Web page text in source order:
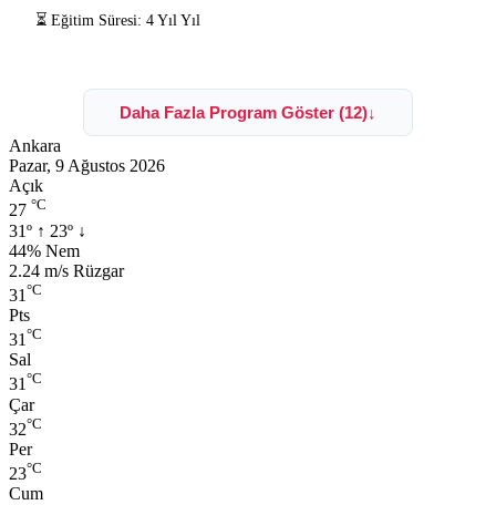
⏳ Eğitim Süresi: 4 Yıl Yıl
Daha Fazla Program Göster (12)↓
Ankara
Pazar, 9 Ağustos 2026
Açık
27 °C
31º ↑ 23º ↓
Nem:
44% Nem
Rüzgar:
2.24 m/s Rüzgar
31 °C
Pts
31 °C
Sal
31°C
Çar
32°C
Per
23°C
Cum